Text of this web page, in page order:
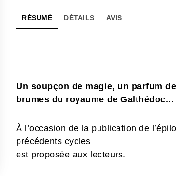
RÉSUMÉ DÉTAILS AVIS
Un soupçon de magie, un parfum
brumes du royaume de Galthédoc...
À l’occasion de la publication de
précédents cycles
est proposée aux lecteurs.